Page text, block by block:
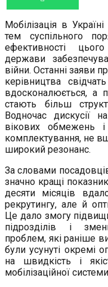
Мобілізація в
тем суспільного
ефективності
держави
війни. Останні заяви
керівництва
вдосконалюється, а
стають більш
Водночас дискусії
вікових обмежень і
комплектування, не
широкий резонанс.
За словами
значно кращі
десяти місяців
рекрутингу, але й
Це дало змогу
підрозділів і
проблем, які раніше
були усунуті окремі
на швидкість і
мобілізаційної